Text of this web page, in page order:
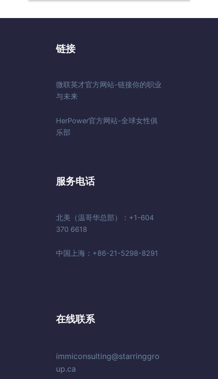
链接
微联英才官方网站-链接你的职业
与未来
HerPower官方网站-全球女性俱
乐部
服务电话
北美（温哥华总部）：+1-604
370 6618
中国上海：+86-21-5298-8291
在线联系
immiconsulting@starringgro
up.ca